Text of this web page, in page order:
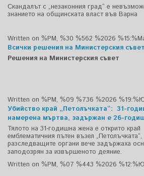
Скандалът с „незаконния град“ е
знанието на общинската власт във Варна
Written on %PM, %30 %562 %2026
Всички решения на Министерския съвет
Решения на Министерския съвет
Written on %PM, %09 %736 %2026
Убийство край „Петолъчката“: 31-
намерена мъртва, задържан е 26-
Тялото на 31-годишна жена е открито край
емблематичния пътен възел „Петолъчката“,
разследващите органи вече задържаха
заподозрян за извършеното деяние.
Written on %PM, %07 %443 %2026